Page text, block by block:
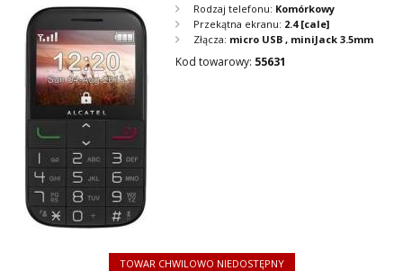
Rodzaj telefonu: Komórkowy
Przekątna ekranu: 2.4 [cale]
Złącza: micro USB , miniJack 3.5mm
Kod towarowy: 55631
TOWAR CHWILOWO NIEDOSTĘPNY